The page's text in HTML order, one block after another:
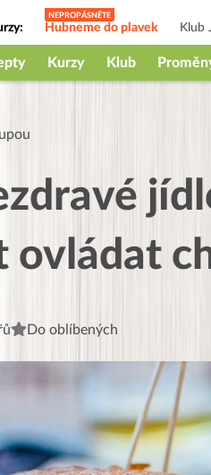
Hubneme do plavek Klub
Kurzy Klub
ovládat
Do oblíbených